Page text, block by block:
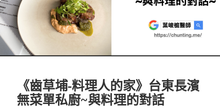
《齒草埔-料理人的家》台東長濱
無菜單私廚~與料理的對話